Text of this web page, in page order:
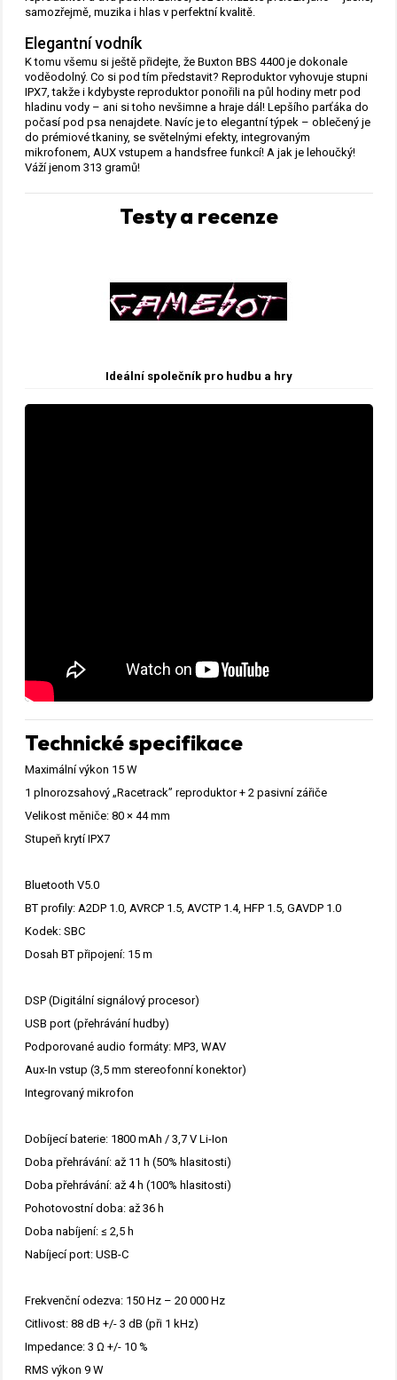
samozřejmě, muzika i hlas v perfektní kvalitě.
Elegantní vodník
K tomu všemu si ještě přidejte, že Buxton BBS 4400 je dokonale
voděodolný. Co si pod tím představit? Reproduktor vyhovuje stupni
IPX7, takže i kdybyste reproduktor ponořili na půl hodiny metr pod
hladinu vody – ani si toho nevšimne a hraje dál! Lepšího parťáka do
počasí pod psa nenajdete. Navíc je to elegantní týpek – oblečený je
do prémiové tkaniny, se světelnými efekty, integrovaným
mikrofonem, AUX vstupem a handsfree funkcí! A jak je lehoučký!
Váží jenom 313 gramů!
Testy a recenze
Ideální společník pro hudbu a hry
Technické specifikace
Maximální výkon 15 W
1 plnorozsahový „Racetrack” reproduktor + 2 pasivní zářiče
Velikost měniče: 80 × 44 mm
Stupeň krytí IPX7
Bluetooth V5.0
BT profily: A2DP 1.0, AVRCP 1.5, AVCTP 1.4, HFP 1.5, GAVDP 1.0
Kodek: SBC
Dosah BT připojení: 15 m
DSP (Digitální signálový procesor)
USB port (přehrávání hudby)
Podporované audio formáty: MP3, WAV
Aux-In vstup (3,5 mm stereofonní konektor)
Integrovaný mikrofon
Dobíjecí baterie: 1800 mAh / 3,7 V Li-Ion
Doba přehrávání: až 11 h (50% hlasitosti)
Doba přehrávání: až 4 h (100% hlasitosti)
Pohotovostní doba: až 36 h
Doba nabíjení: ≤ 2,5 h
Nabíjecí port: USB-C
Frekvenční odezva: 150 Hz – 20 000 Hz
Citlivost: 88 dB +/- 3 dB (při 1 kHz)
Impedance: 3 Ω +/- 10 %
RMS výkon 9 W